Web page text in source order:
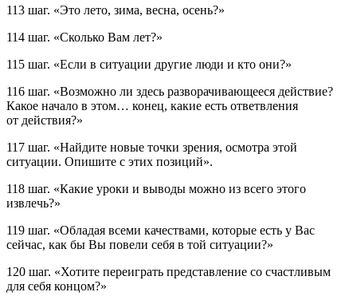
113 шаг. «Это лето, зима, весна, осень?»
114 шаг. «Сколько Вам лет?»
115 шаг. «Если в ситуации другие люди и кто они?»
116 шаг. «Возможно ли здесь разворачивающееся действие?
Какое начало в этом… конец, какие есть ответвления
от действия?»
117 шаг. «Найдите новые точки зрения, осмотра этой
ситуации. Опишите с этих позиций».
118 шаг. «Какие уроки и выводы можно из всего этого
извлечь?»
119 шаг. «Обладая всеми качествами, которые есть у Вас
сейчас, как бы Вы повели себя в той ситуации?»
120 шаг. «Хотите переиграть представление со счастливым
для себя концом?»